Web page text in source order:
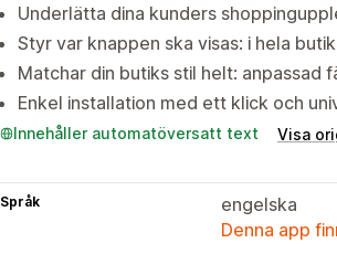
Underlätta dina kunders
Styr var knappen ska visas: i hela
Matchar din butiks stil helt: anpassad
Enkel installation med ett klick och
Innehåller automatöversatt text Visa
Språk
engelska
Denna app